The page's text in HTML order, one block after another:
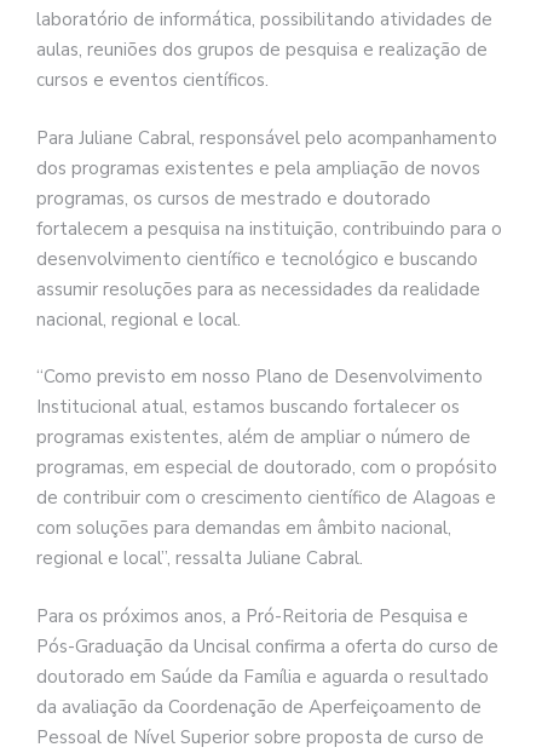
laboratório de informática, possibilitando atividades de
aulas, reuniões dos grupos de pesquisa e realização de
cursos e eventos científicos.
Para Juliane Cabral, responsável pelo acompanhamento
dos programas existentes e pela ampliação de novos
programas, os cursos de mestrado e doutorado
fortalecem a pesquisa na instituição, contribuindo para o
desenvolvimento científico e tecnológico e buscando
assumir resoluções para as necessidades da realidade
nacional, regional e local.
“Como previsto em nosso Plano de Desenvolvimento
Institucional atual, estamos buscando fortalecer os
programas existentes, além de ampliar o número de
programas, em especial de doutorado, com o propósito
de contribuir com o crescimento científico de Alagoas e
com soluções para demandas em âmbito nacional,
regional e local”, ressalta Juliane Cabral.
Para os próximos anos, a Pró-Reitoria de Pesquisa e
Pós-Graduação da Uncisal confirma a oferta do curso de
doutorado em Saúde da Família e aguarda o resultado
da avaliação da Coordenação de Aperfeiçoamento de
Pessoal de Nível Superior sobre proposta de curso de